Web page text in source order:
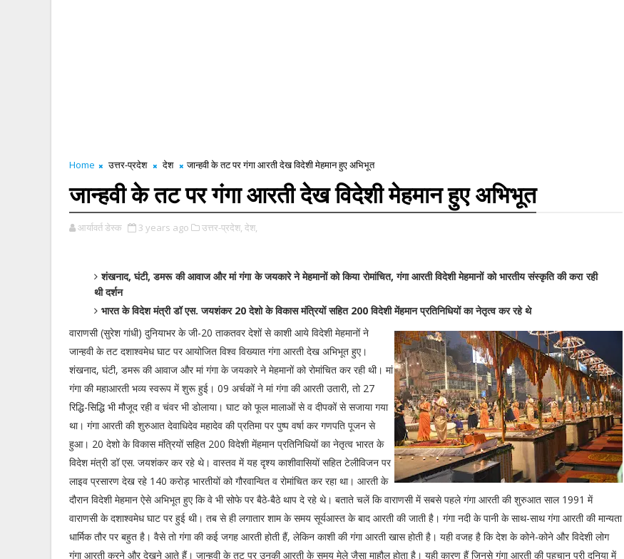
Home उत्तर-प्रदेश देश जान्हवी के तट पर गंगा आरती देख विदेशी मेहमान हुए अभिभूत
जान्हवी के तट पर गंगा आरती देख विदेशी मेहमान हुए अभिभूत
आर्यावर्त डेस्क 3 years ago उत्तर-प्रदेश, देश,
शंखनाद, घंटी, डमरू की आवाज और मां गंगा के जयकारे ने मेहमानों को किया रोमांचित, गंगा आरती विदेशी मेहमानों को भारतीय संस्कृति की करा रही
थी दर्शन
भारत के विदेश मंत्री डॉ एस. जयशंकर 20 देशो के विकास मंत्रियों सहित 200 विदेशी मेंहमान प्रतिनिधियों का नेतृत्व कर रहे थे
वाराणसी (सुरेश गांधी) दुनियाभर के जी-20 ताकतवर देशों से काशी आये विदेशी मेहमानों ने
जान्हवी के तट दशाश्वमेध घाट पर आयोजित विश्व विख्यात गंगा आरती देख अभिभूत हुए।
शंखनाद, घंटी, डमरू की आवाज और मां गंगा के जयकारे ने मेहमानों को रोमांचित कर रही थी। मां
गंगा की महाआरती भव्य स्वरूप में शुरू हुई। 09 अर्चकों ने मां गंगा की आरती उतारी, तो 27
रिद्धि-सिद्धि भी मौजूद रही व चंवर भी डोलाया। घाट को फूल मालाओं से व दीपकों से सजाया गया
था। गंगा आरती की शुरुआत देवाधिदेव महादेव की प्रतिमा पर पुष्प वर्षा कर गणपति पूजन से
हुआ। 20 देशो के विकास मंत्रियों सहित 200 विदेशी मेंहमान प्रतिनिधियों का नेतृत्व भारत के
विदेश मंत्री डॉ एस. जयशंकर कर रहे थे। वास्तव में यह दृश्य काशीवासियों सहित टेलीविजन पर
लाइव प्रसारण देख रहे 140 करोड़ भारतीयों को गौरवान्वित व रोमांचित कर रहा था। आरती के
दौरान विदेशी मेहमान ऐसे अभिभूत हुए कि वे भी सोफे पर बैठे-बैठे थाप दे रहे थे। बताते चलें कि वाराणसी में सबसे पहले गंगा आरती की शुरुआत साल 1991 में
वाराणसी के दशाश्वमेध घाट पर हुई थी। तब से ही लगातार शाम के समय सूर्यआस्त के बाद आरती की जाती है। गंगा नदी के पानी के साथ-साथ गंगा आरती की मान्यता
धार्मिक तौर पर बहुत है। वैसे तो गंगा की कई जगह आरती होती हैं, लेकिन काशी की गंगा आरती खास होती है। यही वजह है कि देश के कोने-कोने और विदेशी लोग
गंगा आरती करने और देखने आते हैं। जान्हवी के तट पर उनकी आरती के समय मेले जैसा माहौल होता है। यही कारण हैं जिनसे गंगा आरती की पहचान पूरी दुनिया में